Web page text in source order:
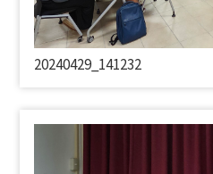
20240429_141232